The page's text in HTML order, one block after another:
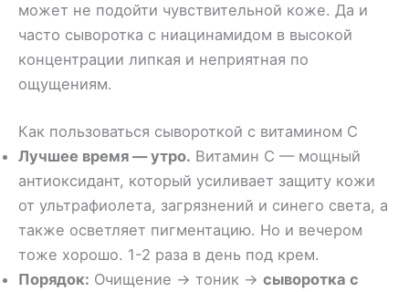
может не подойти чувствительной коже. Да и
часто сыворотка с ниацинамидом в высокой
концентрации липкая и неприятная по
ощущениям.
Как пользоваться сывороткой с витамином С
Лучшее время — утро. Витамин С — мощный
антиоксидант, который усиливает защиту кожи
от ультрафиолета, загрязнений и синего света, а
также осветляет пигментацию. Но и вечером
тоже хорошо. 1-2 раза в день под крем.
Порядок: Очищение → тоник → сыворотка с